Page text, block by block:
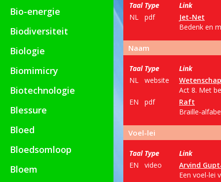
Bio-energie
Biodiversiteit
Biologie
Biomimicry
Biotechnologie
Blessure
Bloed
Bloedsomloop
Bloem
Taal Type
Link
NL
pdf
Jet-Net
Bedenk en
Naam
Taal Type
Link
NL
website
Act 8. Met
EN
pdf
Raft
Braille-
Voel-lei
Taal Type
Link
EN
video
Arvind
Een voel-lei